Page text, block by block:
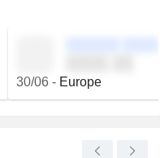
30/06- Europe